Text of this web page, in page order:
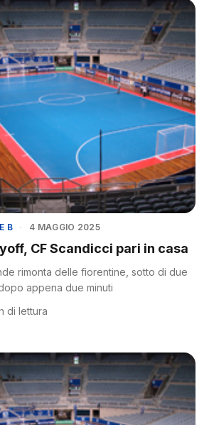
B · 4 MAGGIO 2025
CF Scandicci pari in casa
rimonta delle fiorentine, sotto di due
appena due minuti
di lettura